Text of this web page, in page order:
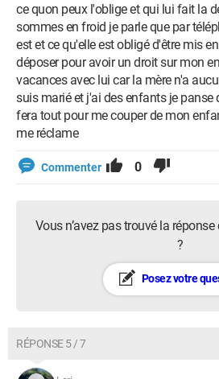
ce quon peux l'oblige et qui lui fait la
sommes en froid je parle que par
est et ce qu'elle est obligé d'être mis
déposer pour avoir un droit sur mon
vacances avec lui car la mère n'a
suis marié et j'ai des enfants je panse
fera tout pour me couper de mon
me réclame
Commenter 0
Vous n’avez pas trouvé la
?
Posez votre
RÉPONSE 5 / 7